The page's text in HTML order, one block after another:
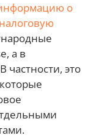
о
а в
частности, это